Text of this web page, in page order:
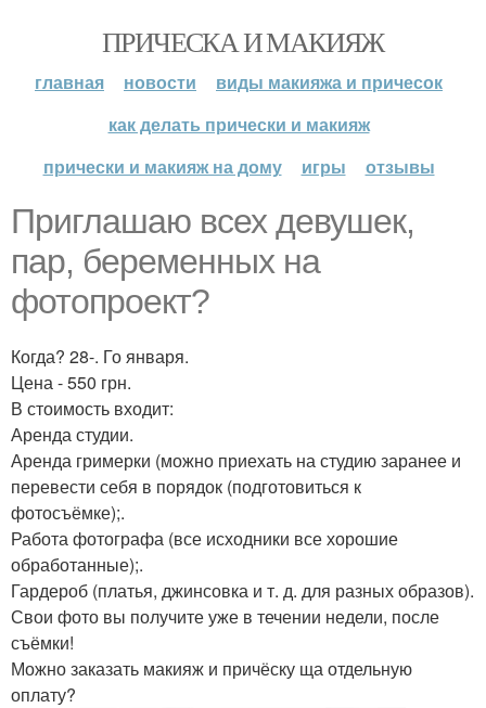
ПРИЧЕСКА И МАКИЯЖ
главная новости
виды макияжа и причесок
как делать прически и макияж
прически и макияж на дому
игры отзывы
Приглашаю всех девушек,
пар, беременных на
фотопроект?
Когда? 28-. Го января.
Цена - 550 грн.
В стоимость входит:
Аренда студии.
Аренда гримерки (можно приехать на студию заранее и
перевести себя в порядок (подготовиться к
фотосъёмке);.
Работа фотографа (все исходники все хорошие
обработанные);.
Гардероб (платья, джинсовка и т. д. для разных образов).
Свои фото вы получите уже в течении недели, после
съёмки!
Можно заказать макияж и причёску ща отдельную
оплату?